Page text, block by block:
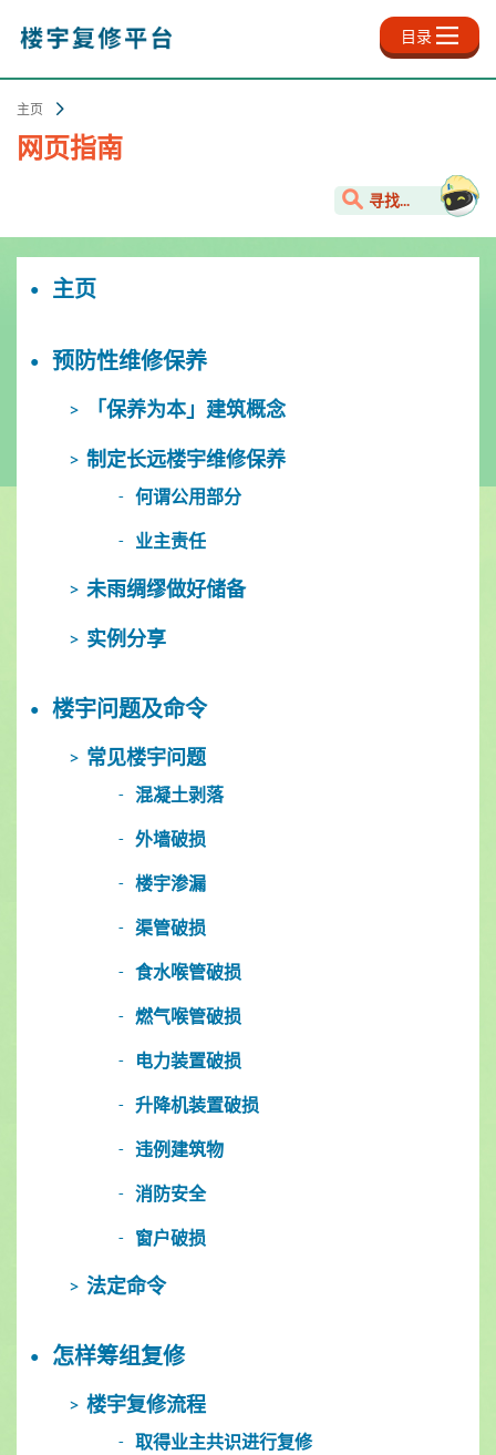
内
目录
主页
网页指南
寻找...
主页
预防性维修保养
「保养为本」建筑概念
制定长远楼宇维修保养
何谓公用部分
业主责任
未雨绸缪做好储备
实例分享
楼宇问题及命令
常见楼宇问题
混凝土剥落
外墙破损
楼宇渗漏
渠管破损
食水喉管破损
燃气喉管破损
电力装置破损
升降机装置破损
违例建筑物
消防安全
窗户破损
法定命令
怎样筹组复修
楼宇复修流程
取得业主共识进行复修